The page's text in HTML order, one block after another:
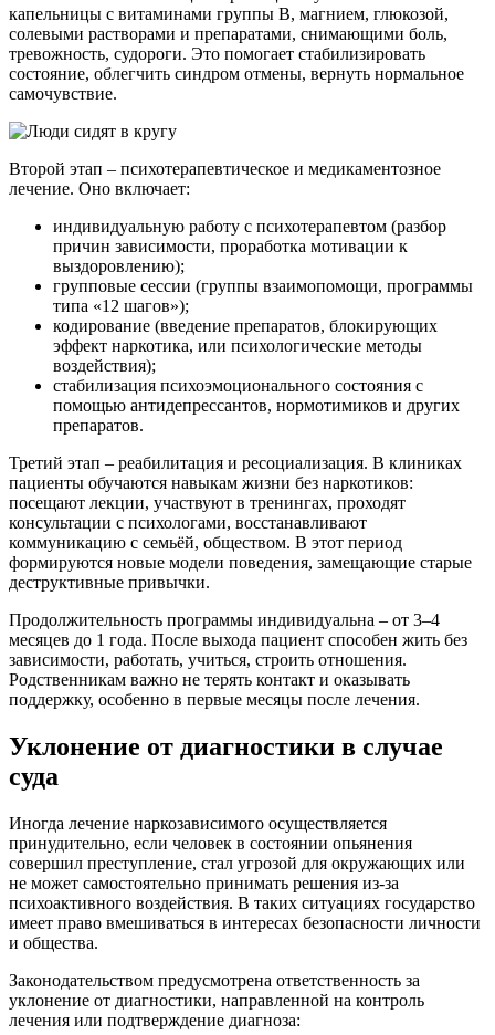
капельницы с витаминами группы B, магнием, глюкозой,
солевыми растворами и препаратами, снимающими боль,
тревожность, судороги. Это помогает стабилизировать
состояние, облегчить синдром отмены, вернуть нормальное
самочувствие.
Второй этап – психотерапевтическое и медикаментозное
лечение. Оно включает:
индивидуальную работу с психотерапевтом (разбор
причин зависимости, проработка мотивации к
выздоровлению);
групповые сессии (группы взаимопомощи, программы
типа «12 шагов»);
кодирование (введение препаратов, блокирующих
эффект наркотика, или психологические методы
воздействия);
стабилизация психоэмоционального состояния с
помощью антидепрессантов, нормотимиков и других
препаратов.
Третий этап – реабилитация и ресоциализация. В клиниках
пациенты обучаются навыкам жизни без наркотиков:
посещают лекции, участвуют в тренингах, проходят
консультации с психологами, восстанавливают
коммуникацию с семьёй, обществом. В этот период
формируются новые модели поведения, замещающие старые
деструктивные привычки.
Продолжительность программы индивидуальна – от 3–4
месяцев до 1 года. После выхода пациент способен жить без
зависимости, работать, учиться, строить отношения.
Родственникам важно не терять контакт и оказывать
поддержку, особенно в первые месяцы после лечения.
Уклонение от диагностики в случае
суда
Иногда лечение наркозависимого осуществляется
принудительно, если человек в состоянии опьянения
совершил преступление, стал угрозой для окружающих или
не может самостоятельно принимать решения из-за
психоактивного воздействия. В таких ситуациях государство
имеет право вмешиваться в интересах безопасности личности
и общества.
Законодательством предусмотрена ответственность за
уклонение от диагностики, направленной на контроль
лечения или подтверждение диагноза: